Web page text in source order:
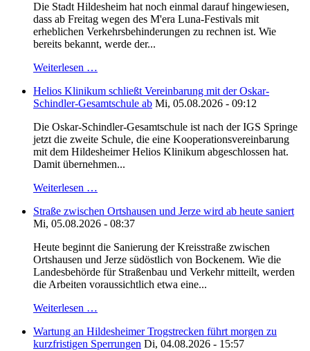
Die Stadt Hildesheim hat noch einmal darauf hingewiesen,
dass ab Freitag wegen des M'era Luna-Festivals mit
erheblichen Verkehrsbehinderungen zu rechnen ist. Wie
bereits bekannt, werde der...
Weiterlesen …
Helios Klinikum schließt Vereinbarung mit der Oskar-
Schindler-Gesamtschule ab Mi, 05.08.2026 - 09:12
Die Oskar-Schindler-Gesamtschule ist nach der IGS Springe
jetzt die zweite Schule, die eine Kooperationsvereinbarung
mit dem Hildesheimer Helios Klinikum abgeschlossen hat.
Damit übernehmen...
Weiterlesen …
Straße zwischen Ortshausen und Jerze wird ab heute saniert
Mi, 05.08.2026 - 08:37
Heute beginnt die Sanierung der Kreisstraße zwischen
Ortshausen und Jerze südöstlich von Bockenem. Wie die
Landesbehörde für Straßenbau und Verkehr mitteilt, werden
die Arbeiten voraussichtlich etwa eine...
Weiterlesen …
Wartung an Hildesheimer Trogstrecken führt morgen zu
kurzfristigen Sperrungen Di, 04.08.2026 - 15:57